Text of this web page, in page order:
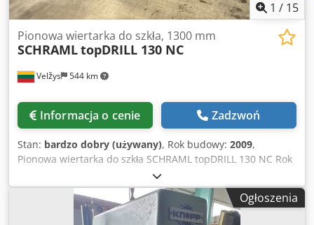
1 / 15
Velžys 544 km
Pionowa wiertarka do szkła, 1300 mm
SCHRAMLtopDRILL 130 NC
Informacja o cenie Zadzwoń
Stan: bardzo dobry (używany), Rok budowy: 2009,
Pionowa wiertarka do szkła SCHRAML topDRILL 130 NC Rok
produkcji: 2009 Maksymalna wysokość robocza: 1300 mm
Sterowanie NC W bardzo dobrym i czystym stanie
Sprzedaż w stanie istniejącym Dostępna od ręki
Crjdpjyfrvysfx Abuef
Ogłoszenia